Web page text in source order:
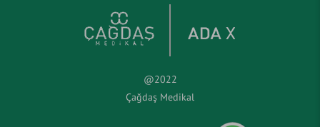
@2022
Çağdaş Medikal